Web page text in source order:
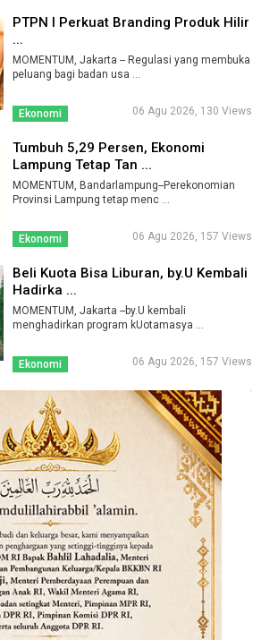
PTPN I Perkuat Branding Produk Hilir
...
MOMENTUM, Jakarta -- Regulasi yang membuka
peluang bagi badan usa ...
Ekonomi 06 Agu 2026, 130 Views
Tumbuh 5,29 Persen, Ekonomi
Lampung Tetap Tan ...
MOMENTUM, Bandarlampung--Perekonomian
Provinsi Lampung tetap menc ...
Ekonomi 06 Agu 2026, 157 Views
Beli Kuota Bisa Liburan, by.U Kembali
Hadirka ...
MOMENTUM, Jakarta --by.U kembali
Ekonomi 06 Agu 2026, 157 Views